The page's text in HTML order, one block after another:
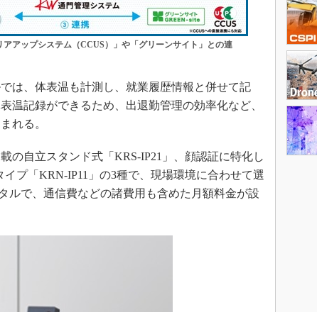
アアップシステム（CCUS）」や「グリーンサイト」との連
は、体表温も計測し、就業履歴情報と併せて記
温記録ができるため、出退勤管理の効率化など、
れる。
の自立スタンド式「KRS-IP21」、顔認証に特化し
プ「KRN-IP11」の3種で、現場環境に合わせて選
ルで、通信費などの諸費用も含めた月額料金が設